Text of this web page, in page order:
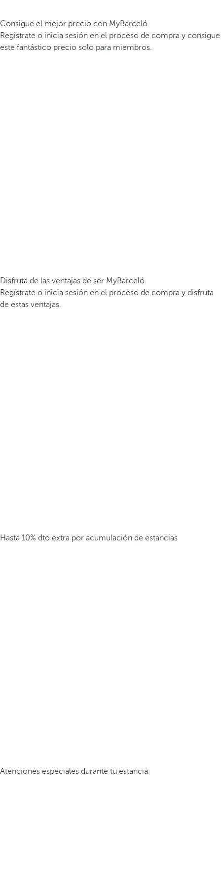
Consigue el mejor precio con MyBarceló
Registrate o inicia sesión en el proceso de compra y consigue
este fantástico precio solo para miembros.
Disfruta de las ventajas de ser MyBarceló
Regístrate o inicia sesión en el proceso de compra y disfruta
de estas ventajas.
Hasta 10% dto extra por acumulación de estancias
Atenciones especiales durante tu estancia